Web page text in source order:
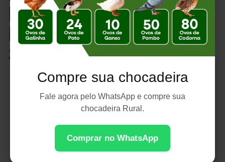
Compre sua chocadeira
Fale agora pelo WhatsApp e compre sua
chocadeira Rural.
Comprar no WhatsApp
Pintinhos: A Base
Para Uma Criação
Saudável e Produtiva